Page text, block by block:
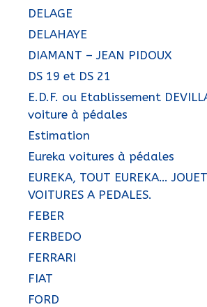
DELAGE
DELAHAYE
DIAMANT – JEAN PIDOUX
DS 19 et DS 21
E.D.F. ou Etablissement
voiture à pédales
Estimation
Eureka voitures à pédales
EUREKA, TOUT EUREKA…
VOITURES A PEDALES.
FEBER
FERBEDO
FERRARI
FIAT
FORD